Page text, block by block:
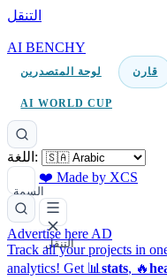
التنقل
AI BENCHY
لوحة المتصدرين قارن
AI WORLD CUP
اللغة:
السمة
❤️ Made by XCS
التنقل
Advertise here AD
Track all your projects in
analytics! Get 📊 stats, 🔥